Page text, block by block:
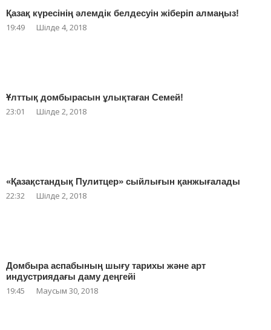
Қазақ күресінің әлемдік белдесуін жіберіп алмаңыз!
19:49 Шілде 4, 2018
Ұлттық домбырасын ұлықтаған Семей!
23:01 Шілде 2, 2018
«Қазақстандық Пулитцер» сыйлығын қанжығалады
22:32 Шілде 2, 2018
Домбыра аспабының шығу тарихы және арт
индустриядағы даму деңгейі
19:45 Маусым 30, 2018